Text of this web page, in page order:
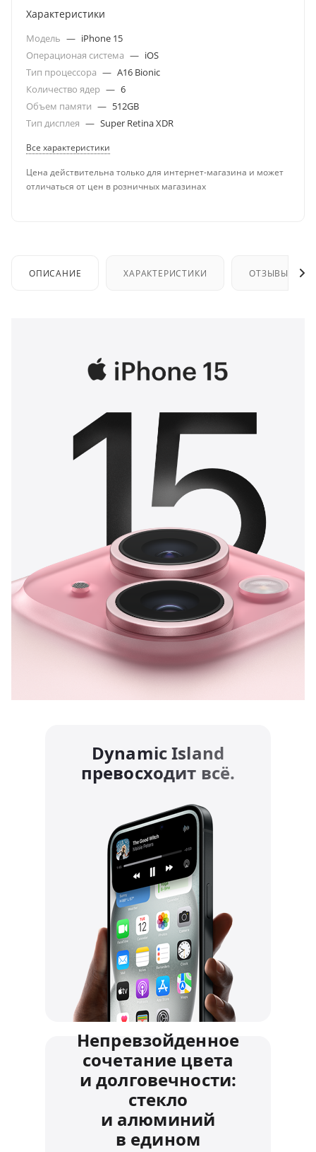
Характеристики
Модель — iPhone 15
Операционая система — iOS
Тип процессора — A16 Bionic
Количество ядер — 6
Объем памяти — 512GB
Тип дисплея — Super Retina XDR
Все характеристики
Цена действительна только для интернет-магазина и может
отличаться от цен в розничных магазинах
ОПИСАНИЕ ХАРАКТЕРИСТИКИ ОТЗЫВЫ
Dynamic Island
превосходит всё.
Непревзойденное
сочетание цвета
и долговечности:
стекло
и алюминий
в едином